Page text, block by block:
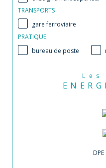
TRANSPORTS
gare ferroviaire
PRATIQUE
bureau de poste